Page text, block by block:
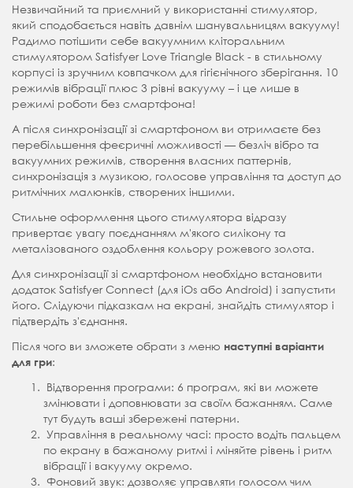
Незвичайний та приємний у використанні стимулятор,
який сподобається навіть давнім шанувальницям вакууму!
Радимо потішити себе вакуумним кліторальним
стимулятором Satisfyer Love Triangle Black - в стильному
корпусі із зручним ковпачком для гігієнічного зберігання. 10
режимів вібрації плюс 3 рівні вакууму – і це лише в
режимі роботи без смартфона!
А після синхронізації зі смартфоном ви отримаєте без
перебільшення феєричні можливості — безліч вібро та
вакуумних режимів, створення власних паттернів,
синхронізація з музикою, голосове управління та доступ до
ритмічних малюнків, створених іншими.
Стильне оформлення цього стимулятора відразу
привертає увагу поєднанням м'якого силікону та
металізованого оздоблення кольору рожевого золота.
Для синхронізації зі смартфоном необхідно встановити
додаток Satisfyer Connect (для iOs або Android) і запустити
його. Слідуючи підказкам на екрані, знайдіть стимулятор і
підтвердіть з'єднання.
Після чого ви зможете обрати з меню наступні варіанти
для гри:
Відтворення програми: 6 програм, які ви можете
змінювати і доповнювати за своїм бажанням. Саме
тут будуть ваші збережені патерни.
Управління в реальному часі: просто водіть пальцем
по екрану в бажаному ритмі і міняйте рівень і ритм
вібрації і вакууму окремо.
Фоновий звук: дозволяє управляти голосом чим